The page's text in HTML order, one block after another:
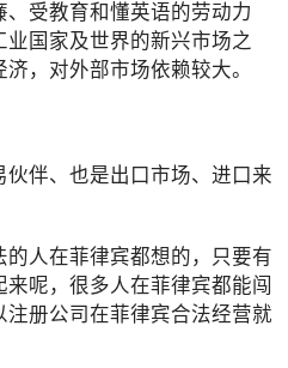
受教育和懂英语的劳动力
国家及世界的新兴市场之
，对外部市场依赖较大。
伴、也是出口市场、进口来
人在菲律宾都想的，只要有
呢，很多人在菲律宾都能闯
册公司在菲律宾合法经营就